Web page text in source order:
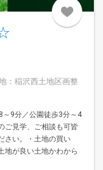
：稲沢西土地区画整
～9分／公園徒歩3分～4
ご見学、ご相談も可皆
さい。・土地の買い
地が良い土地かわから